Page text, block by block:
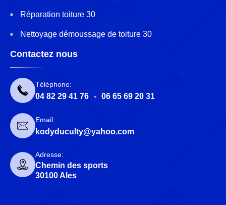
Réparation toiture 30
Nettoyage démoussage de toiture 30
Contactez nous
Téléphone:
04 82 29 41 76 - 06 65 69 20 31
Email:
kodyduculty@yahoo.com
Adresse:
Chemin des sports
30100 Ales